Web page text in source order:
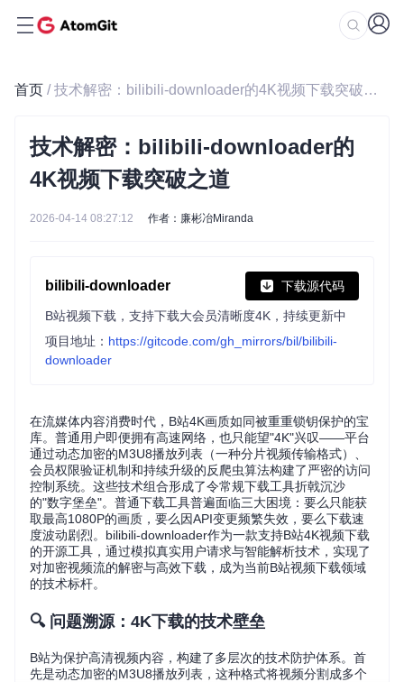
首页 / 技术解密：bilibili-downloader的4K视频下载突破之道
技术解密：bilibili-downloader的
4K视频下载突破之道
2026-04-14 08:27:12 作者：廉彬冶Miranda
bilibili-downloader 下载源代码
B站视频下载，支持下载大会员清晰度4K，持续更新中
项目地址： https://gitcode.com/gh_mirrors/bil/bilibili-
downloader
在流媒体内容消费时代，B站4K画质如同被重重锁钥保护的宝
库。普通用户即便拥有高速网络，也只能望"4K"兴叹——平台
通过动态加密的M3U8播放列表（一种分片视频传输格式）、
会员权限验证机制和持续升级的反爬虫算法构建了严密的访问
控制系统。这些技术组合形成了令常规下载工具折戟沉沙
的"数字堡垒"。普通下载工具普遍面临三大困境：要么只能获
取最高1080P的画质，要么因API变更频繁失效，要么下载速
度波动剧烈。bilibili-downloader作为一款支持B站4K视频下载
的开源工具，通过模拟真实用户请求与智能解析技术，实现了
对加密视频流的解密与高效下载，成为当前B站视频下载领域
的技术标杆。
🔍 问题溯源：4K下载的技术壁垒
B站为保护高清视频内容，构建了多层次的技术防护体系。首
先是动态加密的M3U8播放列表，这种格式将视频分割成多个